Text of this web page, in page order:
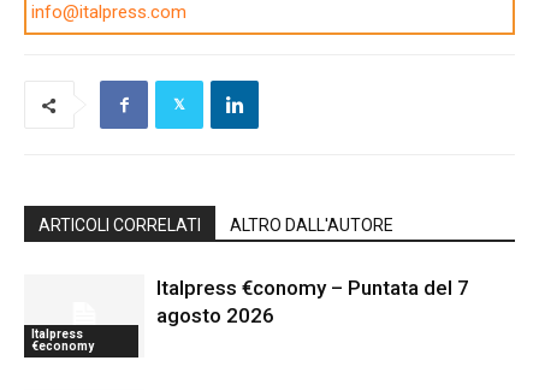
info@italpress.com
ARTICOLI CORRELATI ALTRO DALL'AUTORE
Italpress
€economy
Italpress €conomy – Puntata del 7
agosto 2026